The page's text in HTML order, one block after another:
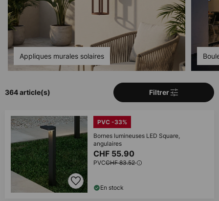
Appliques murales solaires
364 article(s) Filtrer
PVC -33%
Bornes lumineuses LED Square,
angulaires
CHF 55.90
PVCCHF 83.52
En stock